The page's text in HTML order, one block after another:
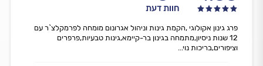
חוות דעת
פרג גינון אקולוגי ,הקמת גינות וניהול אגרונום מומחה לפרמקלצ`ר עם
12 שנות ניסיון,מתמחה בגינון בר-קיימא,גינות טבעיות,פרפרים
וציפורים,בריכות נוי...